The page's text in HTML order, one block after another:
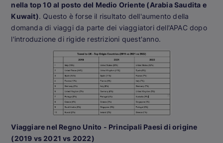
nella top 10 al posto del Medio Oriente (Arabia Saudita e
Kuwait). Questo è forse il risultato dell'aumento della
domanda di viaggi da parte dei viaggiatori dell'APAC dopo
l'introduzione di rigide restrizioni quest'anno.
Viaggiare nel Regno Unito - Principali Paesi di origine
(2019 vs 2021 vs 2022)